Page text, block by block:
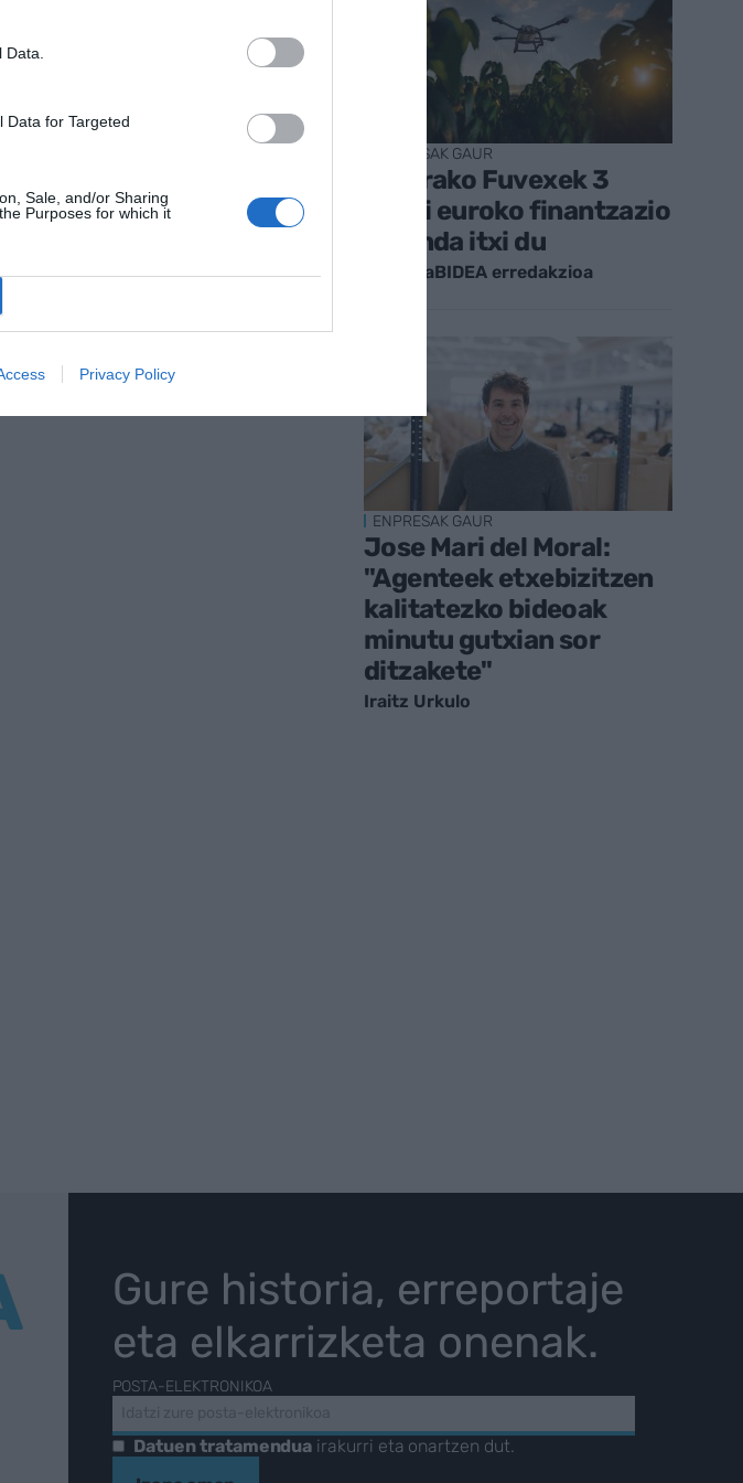
Data for Targeted
Sale, and/or Sharing
Purposes for which it
Privacy Policy
ENPRESAK GAUR
Tuterako Fuvexek 3
milioi euroko finantzazio
erronda itxi du
EnpresaBIDEA erredakzioa
ENPRESAK GAUR
Jose Mari del Moral:
"Agenteek etxebizitzen
kalitatezko bideoak
minutu gutxian sor
ditzakete"
Iraitz Urkulo
Gure historia, erreportaje
eta elkarrizketa onenak.
POSTA-ELEKTRONIKOA
Datuen tratamendua irakurri eta onartzen dut.